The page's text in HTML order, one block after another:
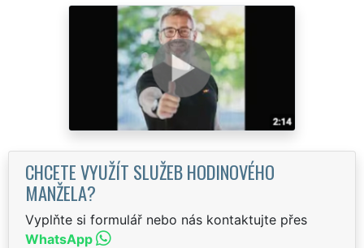
CHCETE VYUŽÍT SLUŽEB HODINOVÉHO
MANŽELA?
Vyplňte si formulář nebo nás kontaktujte přes
WhatsApp